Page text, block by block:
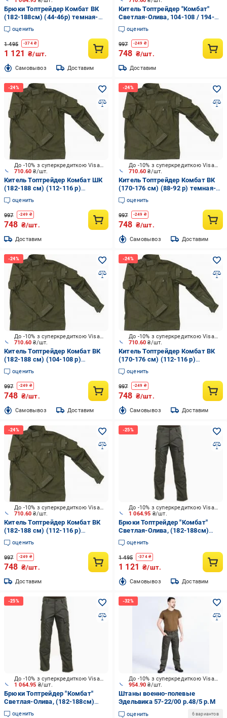
Брюки Топтрейдер Комбат ВК
(182-188см) (44-46р) темная-
олива р.S
оценить
1 495 -374₴
1 121 ₴/шт.
Cамовывоз Доставим
Китель Топтрейдер "Комбат"
Светлая-Олива, 104-108 / 194-
200cм р.L
оценить
997 -249 ₴
748 ₴/шт.
Доставим
710.60₴/шт.
До -10% з суперкредиткою Visa Вигода
Китель Топтрейдер Комбат ШК
(182-188 см) (112-116 р)
темная-олива р.XL
оценить
997 -249 ₴
748 ₴/шт.
Доставим
710.60₴/шт.
До -10% з суперкредиткою Visa Вигода
Китель Топтрейдер Комбат ВК
(170-176 см) (88-92 р) темная-
олива р.S
оценить
997 -249 ₴
748 ₴/шт.
Cамовывоз Доставим
710.60₴/шт.
До -10% з суперкредиткою Visa Вигода
Китель Топтрейдер Комбат ВК
(182-188 см) (104-108 р)
темная-олива р.L
оценить
997 -249 ₴
748 ₴/шт.
Cамовывоз Доставим
710.60₴/шт.
До -10% з суперкредиткою Visa Вигода
Китель Топтрейдер Комбат ВК
(170-176 см) (112-116 р)
темная-олива р.XL
оценить
997 -249 ₴
748 ₴/шт.
Cамовывоз Доставим
710.60₴/шт.
До -10% з суперкредиткою Visa Вигода
Китель Топтрейдер Комбат ВК
(182-188 см) (112-116 р)
темная-олива р.XL
оценить
997 -249 ₴
748 ₴/шт.
Доставим
1 064.95 ₴/шт.
До -10% з суперкредиткою Visa Вигода
Брюки Топтрейдер "Комбат"
Светлая-Олива, (182-188см)
(52-54р) р.L
оценить
1 495 -374₴
1 121 ₴/шт.
Cамовывоз Доставим
1 064.95 ₴/шт.
До -10% з суперкредиткою Visa Вигода
Брюки Топтрейдер "Комбат"
Светлая-Олива, (182-188см)
(60-62 р) р.XXL
оценить
954.90₴/шт.
До -10% з суперкредиткою Visa Вигода
Штаны военно-полевые
Эдельвика 57-22/00 р.48/5 р.M
оценить 6 вариантов